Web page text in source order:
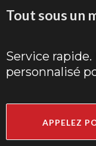
Tout sous un
Service
personnalisé
APPELEZ